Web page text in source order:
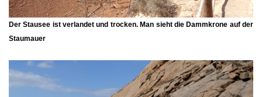
Der Stausee ist verlandet und trocken. Man sieht die Dammkrone auf der
Staumauer